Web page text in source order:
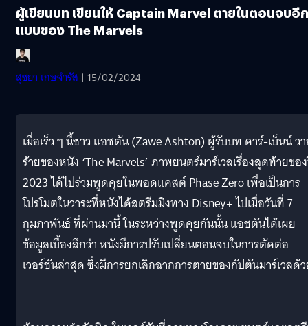
ผู้เขียนบท เขียนให้ Captain Marvel ตายในตอนจบอีก
แบบของ The Marvels
สุชยา เกษจำรัส | 15/02/2024
เมื่อเร็ว ๆ นี้ซาว แอชตัน (Zawe Ashton) ผู้รับบท ดาร์-เบ็นน์ ว
ร้ายของหนัง ‘The Marvels’ ภาพยนตร์มาร์เวลเรื่องสุดท้ายขอ
2023 ได้ไปร่วมพูดคุยในพอดแคสต์ Phase Zero เพื่อเป็นการ
โปรโมตในวาระที่หนังได้สตรีมมิงทาง Disney+ ไปเมื่อวันที่ 7
กุมภาพันธ์ ที่ผ่านมานี้ ในระหว่างพูดคุยกันนั้น แอชตันได้เผย
ข้อมูลเบื้องลึกว่า หนังมีการปรับเปลี่ยนตอนจบในการตัดต่อ
เวอร์ชันล่าสุด ซึ่งมีการยกเลิกฉากการตายของกัปตันมาร์เวลด้